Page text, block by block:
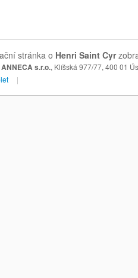
stránka o Henri Saint Cyr
ANNECA s.r.o., Klíšská 977/77, 400 01
|